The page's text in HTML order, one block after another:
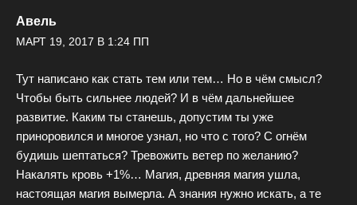
Авель
МАРТ 19, 2017 В 1:24 ПП
Тут написано как стать тем или тем… Но в чём смысл?
Чтобы быть сильнее людей? И в чём дальнейшее
развитие. Каким ты станешь, допустим ты уже
приноровился и многое узнал, но что с того? С огнём
будишь шептаться? Тревожить ветер по желанию?
Накалять кровь +1%… Магия, древняя магия ушла,
настоящая магия вымерла. А знания нужно искать, а те